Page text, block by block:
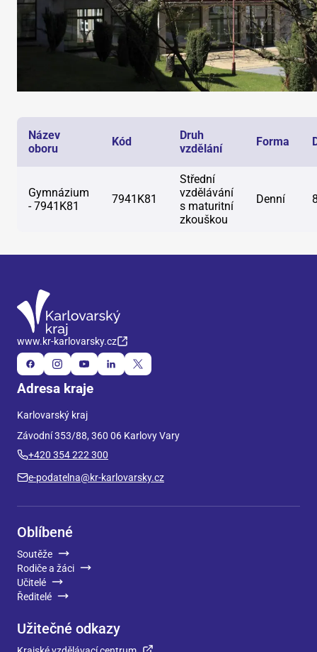
Název
oboru
Kód
Druh
vzdělání
Forma
Gymnázium
- 7941K81
7941K81
Střední
vzdělávání
s maturitní
zkouškou
Denní
www.kr-karlovarsky.cz
Adresa kraje
Karlovarský kraj
Závodní 353/88, 360 06 Karlovy Vary
+420 354 222 300
e-podatelna@kr-karlovarsky.cz
Oblíbené
Soutěže
Rodiče a žáci
Učitelé
Ředitelé
Užitečné odkazy